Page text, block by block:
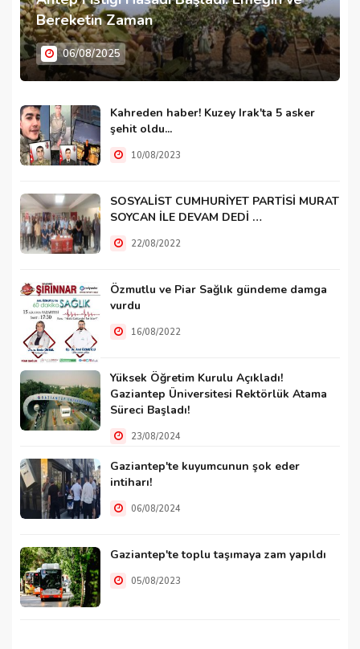
Bereketin Zaman
06/08/2025
Kahreden haber! Kuzey Irak'ta 5 asker
şehit oldu...
10/08/2023
SOSYALİST CUMHURİYET PARTİSİ MURAT
SOYCAN İLE DEVAM DEDİ …
22/08/2022
Özmutlu ve Piar Sağlık gündeme damga
vurdu
16/08/2022
Yüksek Öğretim Kurulu Açıkladı!
Gaziantep Üniversitesi Rektörlük Atama
Süreci Başladı!
23/08/2024
Gaziantep'te kuyumcunun şok eder
intiharı!
06/08/2024
Gaziantep'te toplu taşımaya zam yapıldı
05/08/2023